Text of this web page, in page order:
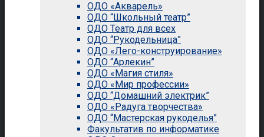
ОДО «Акварель»
ОДО “Школьный театр”
ОДО Театр для всех
ОДО “Рукодельница”
ОДО «Лего-конструирование»
ОДО “Арлекин”
ОДО «Магия стиля»
ОДО «Мир профессии»
ОДО “Домашний электрик”
ОДО «Радуга творчества»
ОДО “Мастерская рукоделья”
Факультатив по информатике